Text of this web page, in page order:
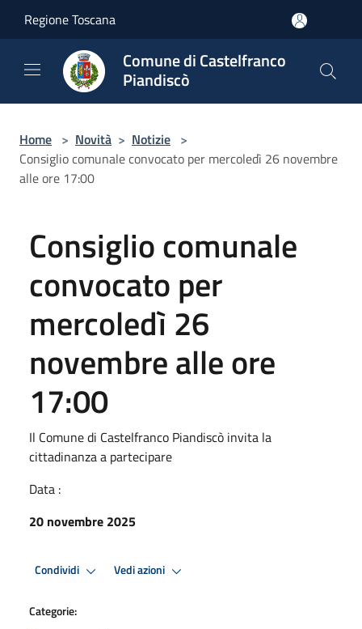
Regione Toscana
Comune di Castelfranco
Piandiscò
Home > Novità > Notizie >
Consiglio comunale convocato per mercoledì 26 novembre
alle ore 17:00
Consiglio comunale
convocato per
mercoledì 26
novembre alle ore
17:00
Il Comune di Castelfranco Piandiscò invita la
cittadinanza a partecipare
Data :
20 novembre 2025
Condividi Vedi azioni
Categorie: